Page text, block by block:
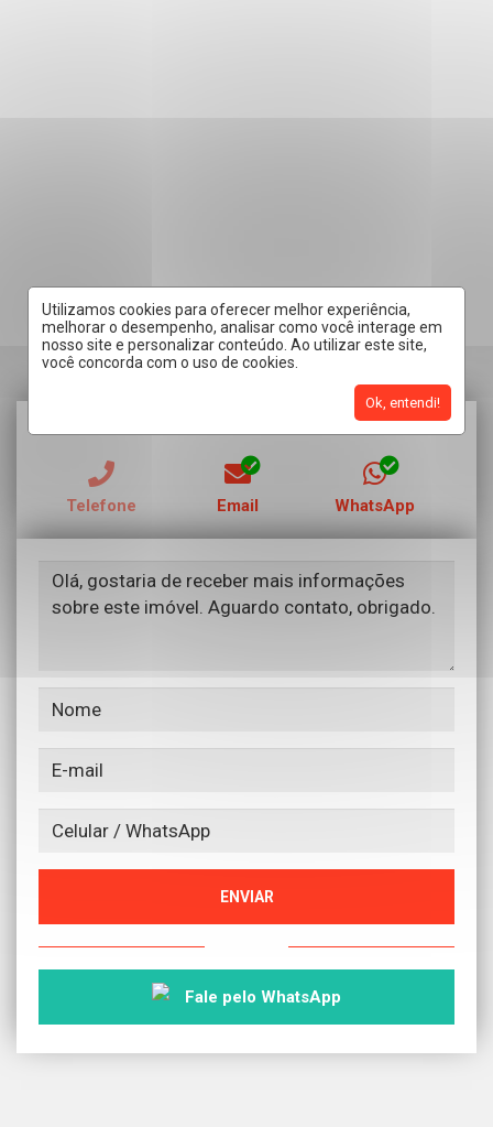
Utilizamos cookies para oferecer melhor experiência,
melhorar o desempenho, analisar como você interage em
nosso site e personalizar conteúdo. Ao utilizar este site,
você concorda com o uso de cookies.
Ok, entendi!
RECEBER CONTATO POR:
Telefone Email WhatsApp
ENVIAR
Fale pelo WhatsApp